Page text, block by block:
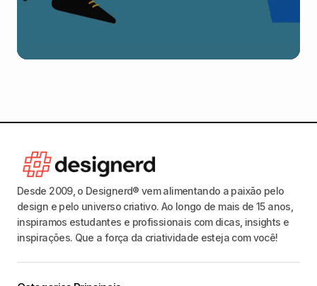
Desde 2009, o Designerd® vem alimentando a paixão pelo
design e pelo universo criativo. Ao longo de mais de 15 anos,
inspiramos estudantes e profissionais com dicas, insights e
inspirações. Que a força da criatividade esteja com você!